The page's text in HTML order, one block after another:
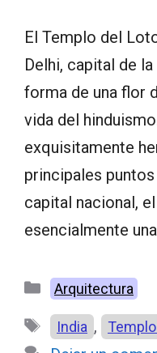
El Templo del
Delhi, capital de
forma de una flor
vida del
exquisitamente
principales
capital nacional,
esencialmente
Categorías
Arquitectura
Etiquetas
India ,